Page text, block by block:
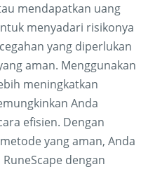
mendapatkan uang
menyadari risikonya
yang diperlukan
aman. Menggunakan
meningkatkan
Anda
efisien. Dengan
yang aman, Anda
dengan